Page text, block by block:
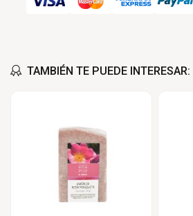
TAMBIÉN TE PUEDE INTERESAR: